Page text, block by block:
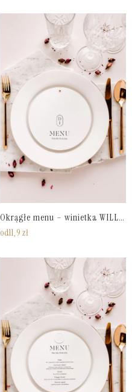
Okrągłe menu – winietka WILLOW no. 3
od11,9 zł